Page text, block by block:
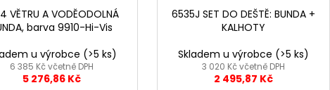
VĚTRU A VODĚODOLNÁ
barva 9910-Hi-Vis
u výrobce (>5 ks)
6 385 Kč včetně DPH
5 276,86 Kč
6535J SET DO DEŠTĚ: BUNDA +
KALHOTY
Skladem u výrobce (>5 ks)
3 020 Kč včetně DPH
2 495,87 Kč